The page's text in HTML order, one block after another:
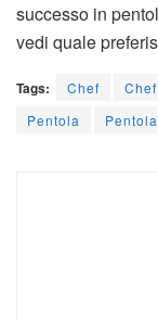
successo in
vedi quale
Tags: Chef
Pentola